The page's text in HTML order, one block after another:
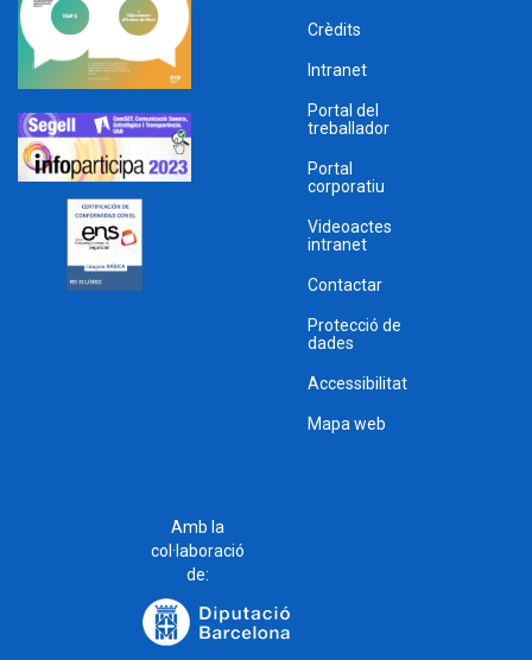
Crèdits
Intranet
Portal del
treballador
Portal
corporatiu
Videoactes
intranet
Contactar
Protecció de
dades
Accessibilitat
Mapa web
Amb la
col·laboració
de: